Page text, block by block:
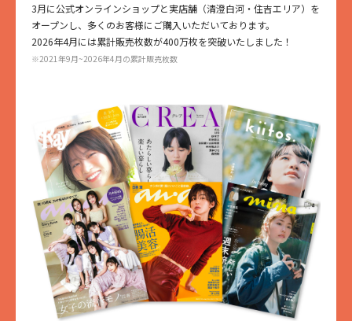
3月に公式オンラインショップと実店舗（清澄白河・住吉エリア）を
オープンし、多くのお客様にご購入いただいております。
2026年4月には累計販売枚数が400万枚を突破いたしました！
※2021年9月~2026年4月の累計販売枚数